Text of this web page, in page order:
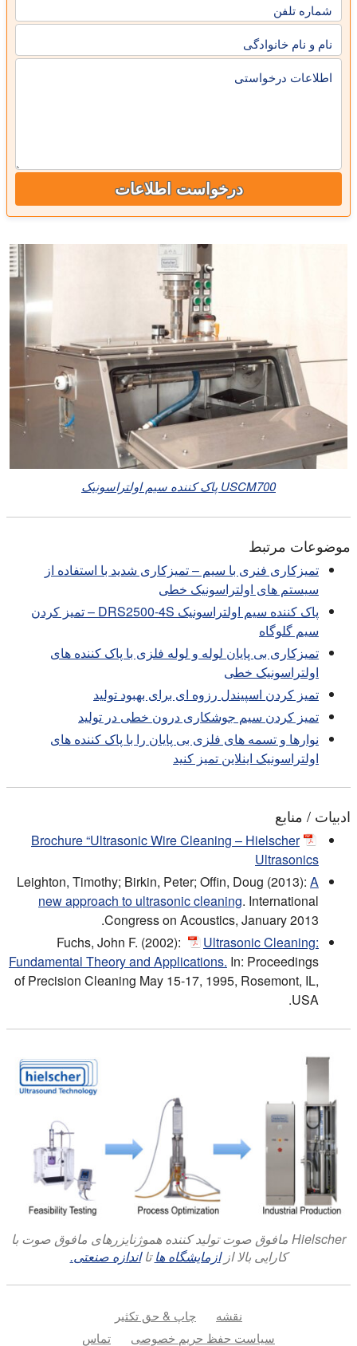
شماره تلفن
نام و نام خانوادگی
اطلاعات درخواستی
درخواست اطلاعات
USCM700 پاک کننده سیم اولتراسونیک
موضوعات مرتبط
تمیزکاری فنری با سیم – تمیزکاری شدید با استفاده از
سیستم های اولتراسونیک خطی
پاک کننده سیم اولتراسونیک DRS2500-4S – تمیز کردن
سیم گلوگاه
تمیزکاری بی پایان لوله و لوله فلزی با پاک کننده های
اولتراسونیک خطی
تمیز کردن اسپیندل رزوه ای برای بهبود تولید
تمیز کردن سیم جوشکاری درون خطی در تولید
نوارها و تسمه های فلزی بی پایان را با پاک کننده های
اولتراسونیک اینلاین تمیز کنید
ادبیات / منابع
Brochure “Ultrasonic Wire Cleaning – Hielscher
Ultrasonics
Leighton, Timothy; Birkin, Peter; Offin, Doug (2013): A
new approach to ultrasonic cleaning. International
Congress on Acoustics, January 2013.
Fuchs, John F. (2002):
Ultrasonic Cleaning:
Fundamental Theory and Applications. In: Proceedings
of Precision Cleaning May 15-17, 1995, Rosemont, IL,
USA.
Hielscher مافوق صوت تولید کننده هموژنایزرهای مافوق صوت با
کارایی بالا ازازمایشگاه هاتااندازه صنعتی.
نقشه
چاپ & حق تکثیر
سیاست حفظ حریم خصوصی
تماس